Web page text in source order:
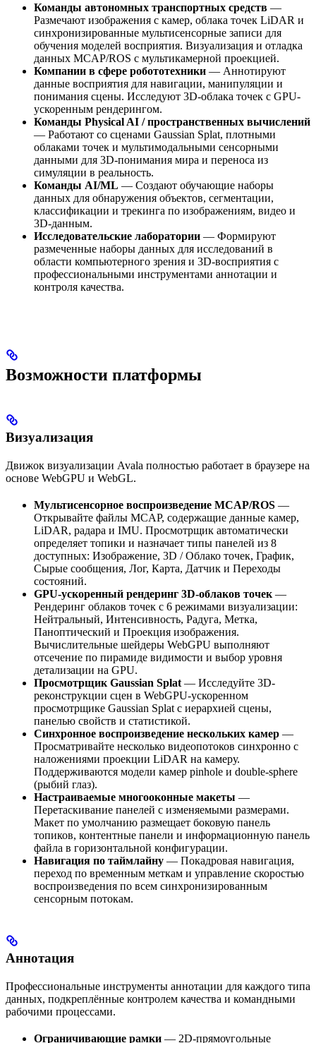
Команды автономных транспортных средств —
Размечают изображения с камер, облака точек LiDAR и
синхронизированные мультисенсорные записи для
обучения моделей восприятия. Визуализация и отладка
данных MCAP/ROS с мультикамерной проекцией.
Компании в сфере робототехники — Аннотируют
данные восприятия для навигации, манипуляции и
понимания сцены. Исследуют 3D-облака точек с GPU-
ускоренным рендерингом.
Команды Physical AI / пространственных вычислений
— Работают со сценами Gaussian Splat, плотными
облаками точек и мультимодальными сенсорными
данными для 3D-понимания мира и переноса из
симуляции в реальность.
Команды AI/ML — Создают обучающие наборы
данных для обнаружения объектов, сегментации,
классификации и трекинга по изображениям, видео и
3D-данным.
Исследовательские лаборатории — Формируют
размеченные наборы данных для исследований в
области компьютерного зрения и 3D-восприятия с
профессиональными инструментами аннотации и
контроля качества.
Возможности платформы
Визуализация
Движок визуализации Avala полностью работает в браузере на
основе WebGPU и WebGL.
Мультисенсорное воспроизведение MCAP/ROS —
Открывайте файлы MCAP, содержащие данные камер,
LiDAR, радара и IMU. Просмотрщик автоматически
определяет топики и назначает типы панелей из 8
доступных: Изображение, 3D / Облако точек, График,
Сырые сообщения, Лог, Карта, Датчик и Переходы
состояний.
GPU-ускоренный рендеринг 3D-облаков точек—
Рендеринг облаков точек с 6 режимами визуализации:
Нейтральный, Интенсивность, Радуга, Метка,
Паноптический и Проекция изображения.
Вычислительные шейдеры WebGPU выполняют
отсечение по пирамиде видимости и выбор уровня
детализации на GPU.
Просмотрщик Gaussian Splat— Исследуйте 3D-
реконструкции сцен в WebGPU-ускоренном
просмотрщике Gaussian Splat с иерархией сцены,
панелью свойств и статистикой.
Синхронное воспроизведение нескольких камер —
Просматривайте несколько видеопотоков синхронно с
наложениями проекции LiDAR на камеру.
Поддерживаются модели камер pinhole и double-sphere
(рыбий глаз).
Настраиваемые многооконные макеты —
Перетаскивание панелей с изменяемыми размерами.
Макет по умолчанию размещает боковую панель
топиков, контентные панели и информационную панель
файла в горизонтальной конфигурации.
Навигация по таймлайну — Покадровая навигация,
переход по временным меткам и управление скоростью
воспроизведения по всем синхронизированным
сенсорным потокам.
Аннотация
Профессиональные инструменты аннотации для каждого типа
данных, подкреплённые контролем качества и командными
рабочими процессами.
Ограничивающие рамки — 2D-прямоугольные